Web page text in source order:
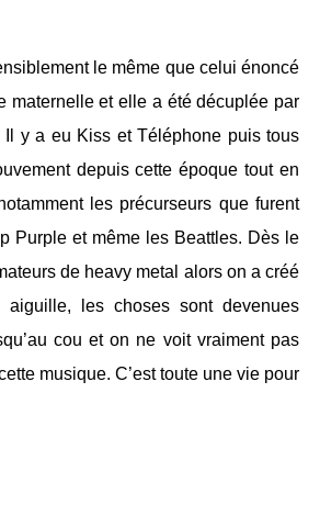
le même que celui énoncé
maternelle et elle a été décuplée par
y a eu Kiss et Téléphone puis tous
depuis cette époque tout en
les précurseurs que furent
Purple et même les Beattles. Dès le
de heavy metal alors on a créé
les choses sont devenues
cou et on ne voit vraiment pas
musique. C’est toute une vie pour